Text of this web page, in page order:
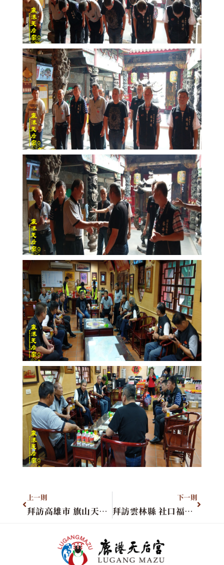
上一則
拜訪高雄市 旗山天后宮
下一則
拜訪雲林縣 社口福天宮